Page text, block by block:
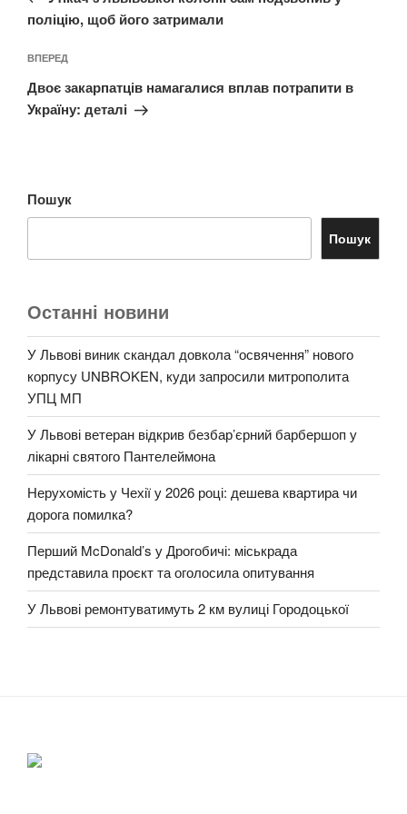
поліцію, щоб його затримали
Наступний
запис
ВПЕРЕД
Двоє закарпатців намагалися вплав потрапити в
Україну: деталі
Пошук
Пошук
Останні новини
У Львові виник скандал довкола “освячення” нового
корпусу UNBROKEN, куди запросили митрополита
УПЦ МП
У Львові ветеран відкрив безбар’єрний барбершоп у
лікарні святого Пантелеймона
Нерухомість у Чехії у 2026 році: дешева квартира чи
дорога помилка?
Перший McDonald’s у Дрогобичі: міськрада
представила проєкт та оголосила опитування
У Львові ремонтуватимуть 2 км вулиці Городоцької